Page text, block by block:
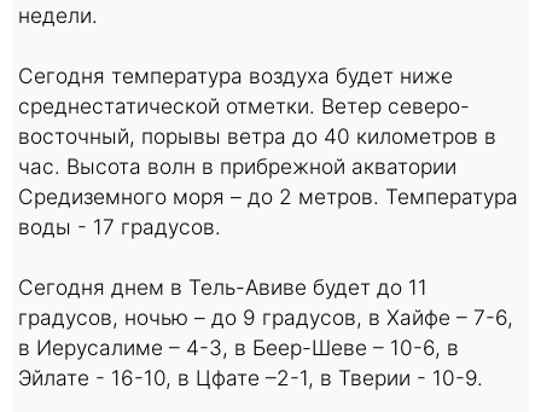
недели.
Сегодня температура воздуха будет ниже
среднестатической отметки. Ветер северо-
восточный, порывы ветра до 40 километров в
час. Высота волн в прибрежной акватории
Средиземного моря – до 2 метров. Температура
воды - 17 градусов.
Сегодня днем в Тель-Авиве будет до 11
градусов, ночью – до 9 градусов, в Хайфе – 7-6,
в Иерусалиме – 4-3, в Беер-Шеве – 10-6, в
Эйлате - 16-10, в Цфате –2-1, в Тверии - 10-9.